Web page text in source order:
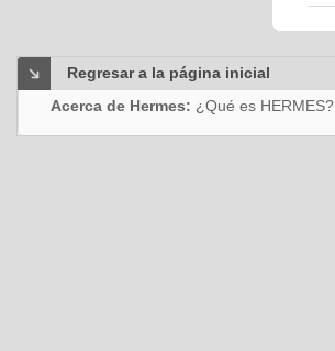
Regresar a la página inicial
Acerca de Hermes: ¿Qué es HERMES?